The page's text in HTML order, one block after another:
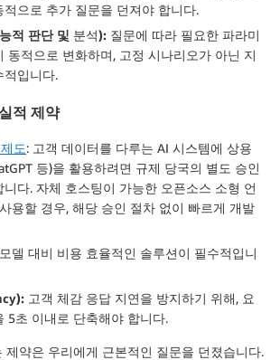
적으로 추가 질문을 던져야 합니다.
적 판단 및 분석): 질문에 따라 필요한 파라미
동적으로 변화하며, 고정 시나리오가 아닌 지
적입니다.
적 제약
제도: 고객 데이터를 다루는 AI 시스템에 상용
등)을 활용하려면 규제 당국의 별도 승인
다. 자체 호스팅이 가능한 오픈소스 소형 언
용할 경우, 해당 승인 절차 없이 빠르게 개발
델 대비 비용 효율적인 솔루션이 필수적입니
고객 체감 응답 지연을 방지하기 위해, 요
5초 이내로 단축해야 합니다.
제약은 우리에게 근본적인 질문을 던졌습니다.